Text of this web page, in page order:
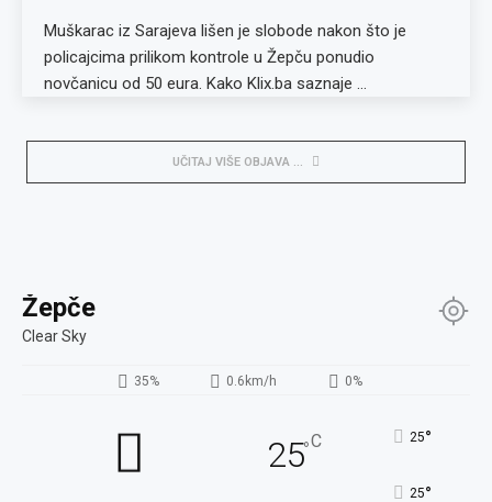
Muškarac iz Sarajeva lišen je slobode nakon što je
policajcima prilikom kontrole u Žepču ponudio
novčanicu od 50 eura. Kako Klix.ba saznaje …
UČITAJ VIŠE OBJAVA
Žepče
Clear Sky
35% 0.6km/h 0%
25°C 25°
25°